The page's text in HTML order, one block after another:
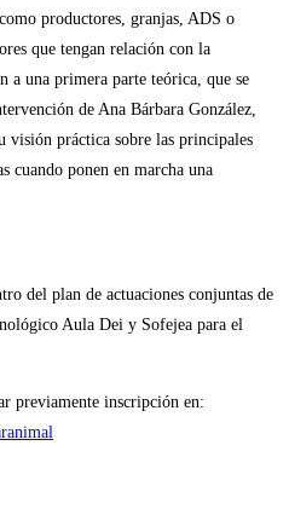
productores, granjas, ADS o
que tengan relación con la
a una primera parte teórica, que se
de Ana Bárbara González,
visión práctica sobre las principales
cuando ponen en marcha una
del plan de actuaciones conjuntas de
Aula Dei y Sofejea para el
previamente inscripción en: